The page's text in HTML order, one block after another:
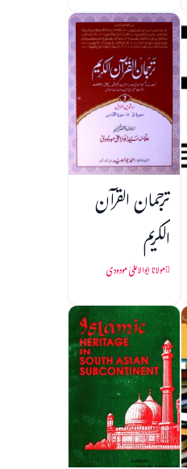
ترجمان القرآن
الکریم
مولانا ابوالاعلیٰ مودودی